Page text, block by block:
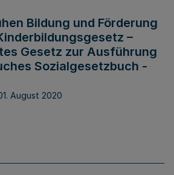
Bildung und Förderung
–
Gesetz zur Ausführung
Sozialgesetzbuch -
August 2020